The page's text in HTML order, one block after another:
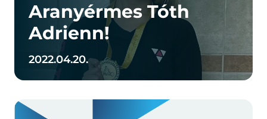
Aranyérmes Tóth
Adrienn!
2022.04.20.